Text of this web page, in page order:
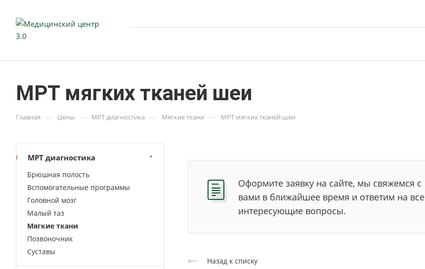
МРТ мягких тканей шеи
Главная — Цены — МРТ диагностика — Мягкие ткани — МРТ мягких тканей шеи
Оформите заявку на сайте, мы свяжемся с
вами в ближайшее время и ответим на все
интересующие вопросы.
Назад к списку
МРТ диагностика
Брюшная полость
Вспомогательные программы
Головной мозг
Малый таз
Мягкие ткани
Позвоночник
Суставы